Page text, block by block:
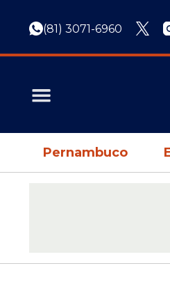
(81) 3071-6960
Pernambuco